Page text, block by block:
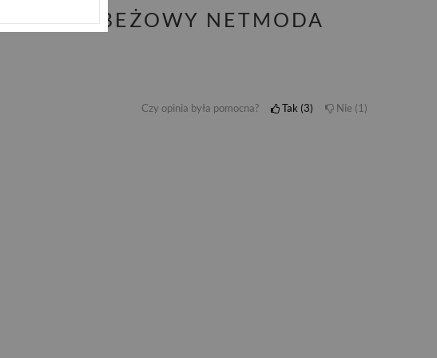
JASNOBEŻOWY NETMODA
Czy opinia była pomocna? Tak 3 Nie 1